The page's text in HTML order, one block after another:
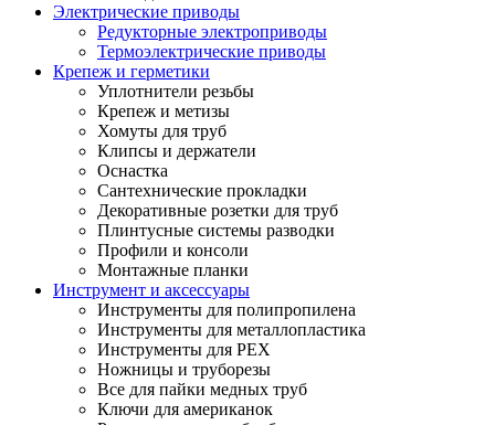
Электрические приводы
Редукторные электроприводы
Термоэлектрические приводы
Крепеж и герметики
Уплотнители резьбы
Крепеж и метизы
Хомуты для труб
Клипсы и держатели
Оснастка
Сантехнические прокладки
Декоративные розетки для труб
Плинтусные системы разводки
Профили и консоли
Монтажные планки
Инструмент и аксессуары
Инструменты для полипропилена
Инструменты для металлопластика
Инструменты для PEX
Ножницы и труборезы
Все для пайки медных труб
Ключи для американок